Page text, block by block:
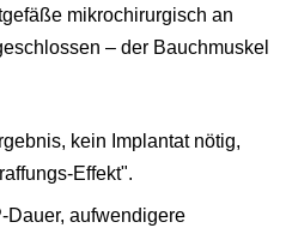
mikrochirurgisch an
– der Bauchmuskel
kein Implantat nötig,
Effekt".
Dauer, aufwendigere